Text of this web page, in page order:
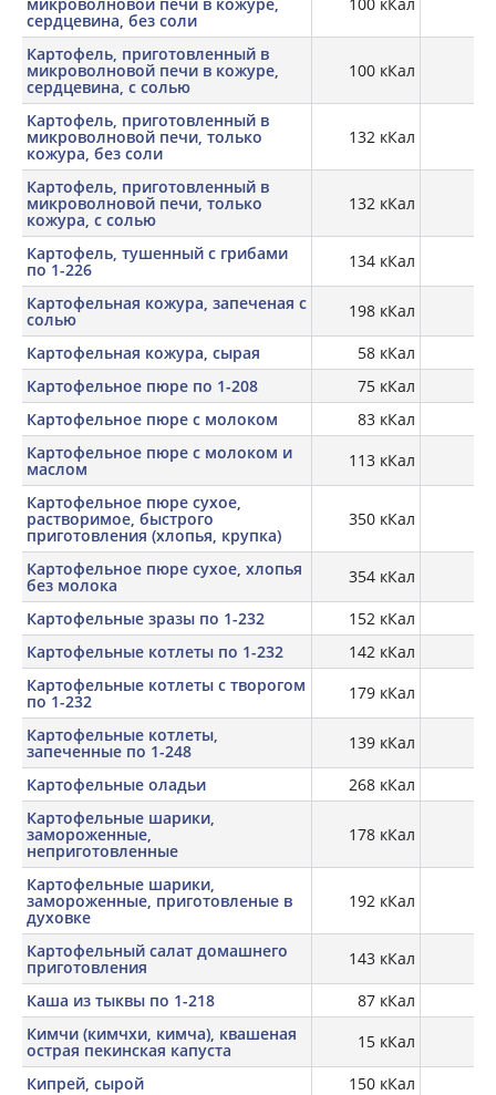
сердцевина, без соли
Картофель, приготовленный в
микроволновой печи в кожуре,
сердцевина, с солью
100 кКал
Картофель, приготовленный в
микроволновой печи, только
кожура, без соли
132 кКал
Картофель, приготовленный в
микроволновой печи, только
кожура, с солью
132 кКал
Картофель, тушенный с грибами
по 1-226 134 кКал
Картофельная кожура, запеченая с
солью 198 кКал
Картофельная кожура, сырая
58 кКал
Картофельное пюре по 1-208
75 кКал
Картофельное пюре с молоком
83 кКал
Картофельное пюре с молоком и
маслом 113 кКал
Картофельное пюре сухое,
растворимое, быстрого
приготовления (хлопья, крупка)
350 кКал
Картофельное пюре сухое, хлопья
без молока 354 кКал
Картофельные зразы по 1-232
152 кКал
Картофельные котлеты по 1-232
142 кКал
Картофельные котлеты с творогом
по 1-232 179 кКал
Картофельные котлеты,
запеченные по 1-248 139 кКал
Картофельные оладьи
268 кКал
Картофельные шарики,
замороженные,
неприготовленные
178 кКал
Картофельные шарики,
замороженные, приготовленые в
духовке
192 кКал
Картофельный салат домашнего
приготовления 143 кКал
Каша из тыквы по 1-218
87 кКал
Кимчи (кимчхи, кимча), квашеная
острая пекинская капуста 15 кКал
Кипрей, сырой
150 кКал